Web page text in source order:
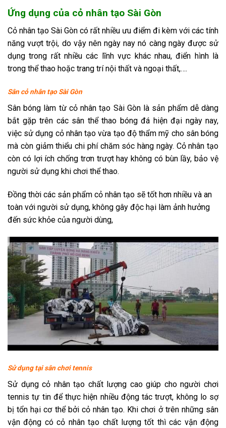
Ứng dụng của cỏ nhân tạo Sài Gòn
Cỏ nhân tạo Sài Gòn có rất nhiều ưu điểm đi kèm với các tính
năng vượt trội, do vậy nên ngày nay nó càng ngày được sử
dụng trong rất nhiều các lĩnh vực khác nhau, điển hình là
trong thể thao hoặc trang trí nội thất và ngoại thất,….
Sân cỏ nhân tạo Sài Gòn
Sân bóng làm từ cỏ nhân tạo Sài Gòn là sản phẩm dễ dàng
bắt gặp trên các sân thể thao bóng đá hiện đại ngày nay,
việc sử dụng cỏ nhân tạo vừa tạo độ thẩm mỹ cho sân bóng
mà còn giảm thiểu chi phí chăm sóc hàng ngày. Cỏ nhân tạo
còn có lợi ích chống trơn trượt hay không có bùn lầy, bảo vệ
người sử dụng khi chơi thể thao.
Đồng thời các sản phẩm cỏ nhân tạo sẽ tốt hơn nhiều và an
toàn với người sử dụng, không gây độc hại làm ảnh hưởng
đến sức khỏe của người dùng,
Sử dụng tại sân chơi tennis
Sử dụng cỏ nhân tạo chất lượng cao giúp cho người chơi
tennis tự tin để thực hiện nhiều động tác trượt, không lo sợ
bị tổn hại cơ thể bởi cỏ nhân tạo. Khi chơi ở trên những sân
vận động có cỏ nhân tạo chất lượng tốt thì các vận động